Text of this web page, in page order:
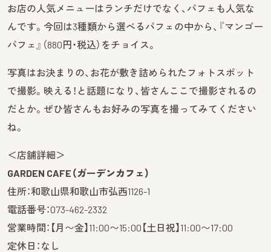
お店の人気メニューはランチだけでなく、パフェも人気な
んです。今回は3種類から選べるパフェの中から、『マンゴー
パフェ』（880円・税込）をチョイス。
写真はお決まりの、お花が敷き詰められたフォトスポット
で撮影。映える！と話題になり、皆さんここで撮影されるの
だとか。ぜひ皆さんもお好みの写真を撮ってみてください
ね。
＜店舗詳細＞
GARDEN CAFE（ガーデンカフェ）
住所：和歌山県和歌山市弘西1126-1
電話番号：073-462-2332
営業時間：【月〜金】11:00〜15:00【土日祝】11:00〜17:00
定休日：なし